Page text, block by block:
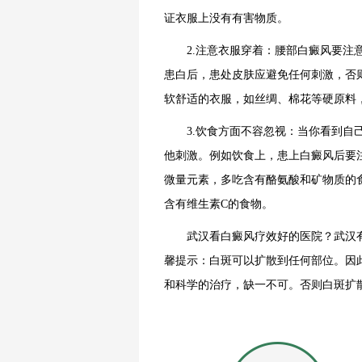
证衣服上没有有害物质。
2.注意衣服穿着：腰部白癜风要注意
患白后，患处皮肤应避免任何刺激，
软舒适的衣服，如丝绸、棉花等硬原
3.饮食方面不容忽视：当你看到自己
他刺激。例如饮食上，患上白癜风后
微量元素，多吃含有酪氨酸和矿物质
含有维生素C的食物。
武汉看白癜风疗效好的医院？武汉
馨提示：白斑可以扩散到任何部位。
和科学的治疗，缺一不可。否则白斑